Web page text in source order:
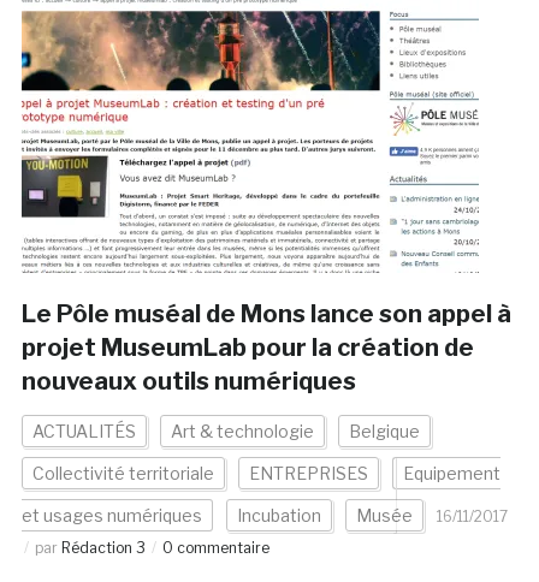
Le Pôle muséal de Mons lance son appel à
projet MuseumLab pour la création de
nouveaux outils numériques
ACTUALITÉS Art & technologie Belgique
Collectivité territoriale ENTREPRISES Equipement
et usages numériques Incubation Musée
16/11/2017
par Rédaction 3 0 commentaire